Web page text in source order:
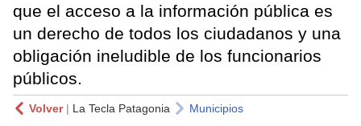
que el acceso a la información pública es
un derecho de todos los ciudadanos y una
obligación ineludible de los funcionarios
públicos.
Volver| La Tecla Patagonia Municipios